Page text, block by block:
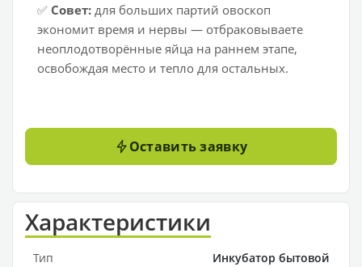
✅ Совет: для больших партий овоскоп
экономит время и нервы — отбраковываете
неоплодотворённые яйца на раннем этапе,
освобождая место и тепло для остальных.
Оставить заявку
Характеристики
Тип
Инкубатор бытовой